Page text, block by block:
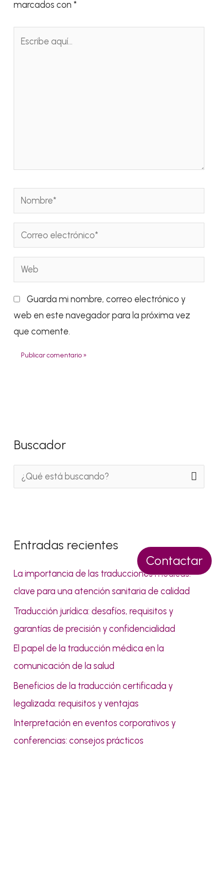
Contactar
marcados con*
Nombre*
Correo
electrónico*
Web
Guarda mi nombre, correo electrónico y
web en este navegador para la próxima vez
que comente.
Buscador
a
r
p
Entradas recientes
La importancia de las traducciones médicas:
clave para una atención sanitaria de calidad
Traducción jurídica: desafíos, requisitos y
garantías de precisión y confidencialidad
El papel de la traducción médica en la
comunicación de la salud
Beneficios de la traducción certificada y
legalizada: requisitos y ventajas
Interpretación en eventos corporativos y
conferencias: consejos prácticos